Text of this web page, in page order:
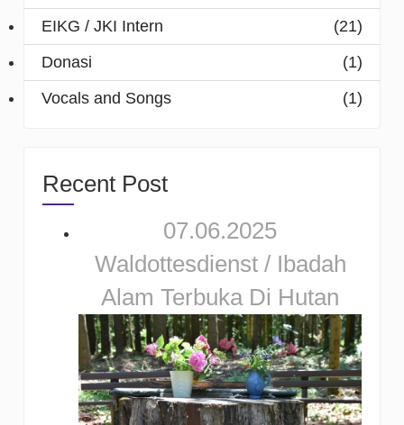
EIKG / JKI Intern
(21)
Donasi
(1)
Vocals and Songs
(1)
Recent Post
07.06.2025
Waldottesdienst / Ibadah
Alam Terbuka Di Hutan